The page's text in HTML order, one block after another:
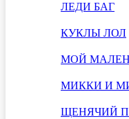
ЛЕДИ БАГ
КУКЛЫ ЛОЛ
МОЙ
МИККИ И
ЩЕНЯЧИЙ